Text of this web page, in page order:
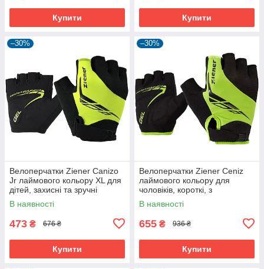
Купити Купити
–30%
Велоперчатки Ziener Canizo
Jr лаймового кольору XL для
дітей, захисні та зручні
В наявності
473 ₴ 676 ₴
Купити
–30%
Велоперчатки Ziener Ceniz
лаймового кольору для
чоловіків, короткі, з
амортизуючими вставками та
гелевими подушечками
В наявності
655 ₴ 936 ₴
Купити